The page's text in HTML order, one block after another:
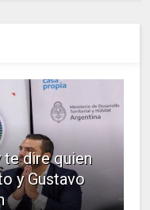
te dire quien
y Gustavo